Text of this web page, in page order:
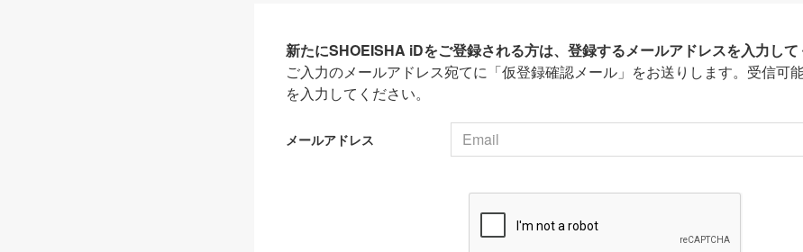
新たにSHOEISHA iDをご登録される方は、登録するメールアドレスを入力して
ご入力のメールアドレス宛てに「仮登録確認メール」をお送りします。受信可
を入力してください。
メールアドレス